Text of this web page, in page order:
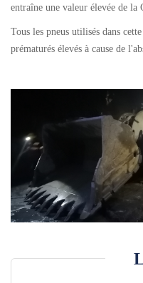
Par catégorie
Localisation
Techking RDC
Techking Pérou
Entrepôts locaux
Équipes locales
Reseaux sociaux
entraîne une valeur élevée de la
Tous les pneus utilisés dans
prématurés élevés à cause de